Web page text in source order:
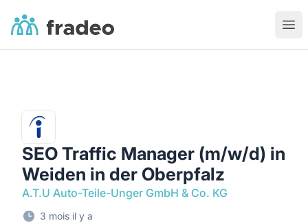
Fradeo
SEO Traffic Manager (m/w/d) in
Weiden in der Oberpfalz
A.T.U Auto-Teile-Unger GmbH & Co. KG
3 mois il y a